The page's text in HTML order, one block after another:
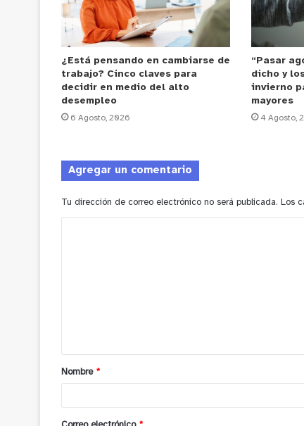
¿Está pensando en cambiarse de
trabajo? Cinco claves para
decidir en medio del alto
desempleo
6 Agosto, 2026
“Pasar
dicho y
invierno
mayores
4 Agosto,
Agregar un comentario
Tu dirección de correo electrónico no será publicada. Los
a
rNombre *